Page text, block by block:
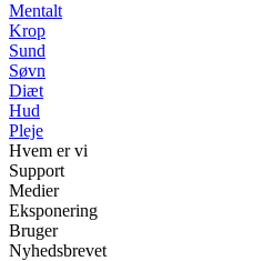
Mentalt
Krop
Sund
Søvn
Diæt
Hud
Pleje
Hvem er vi
Support
Medier
Eksponering
Bruger
Nyhedsbrevet